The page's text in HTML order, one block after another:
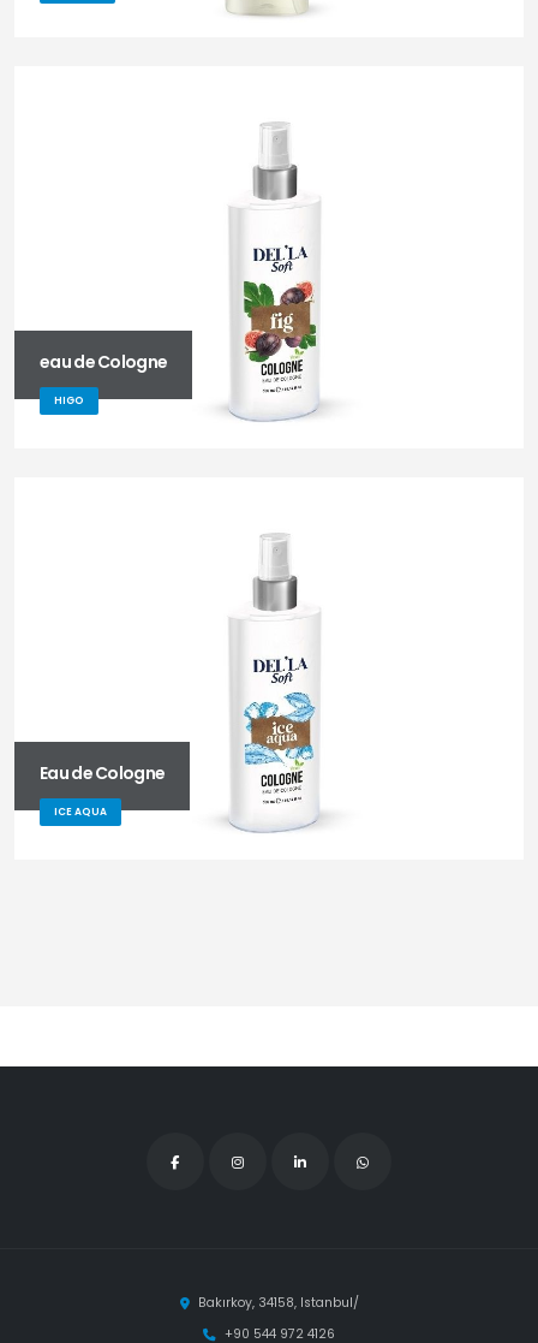
eau de Cologne
HIGO
Eau de Cologne
ICE AQUA
Bakırkoy, 34158, Istanbul/
+90 544 972 4126